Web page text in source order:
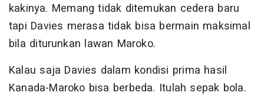
kakinya. Memang tidak ditemukan cedera baru
tapi Davies merasa tidak bisa bermain maksimal
bila diturunkan lawan Maroko.
Kalau saja Davies dalam kondisi prima hasil
Kanada-Maroko bisa berbeda. Itulah sepak bola.